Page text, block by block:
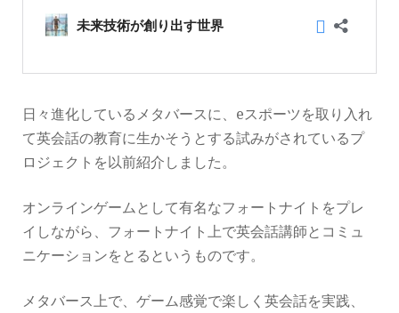
日々進化しているメタバースに、eスポーツを取り入れ
て英会話の教育に生かそうとする試みがされているプ
ロジェクトを以前紹介しました。
オンラインゲームとして有名なフォートナイトをプレ
イしながら、フォートナイト上で英会話講師とコミュ
ニケーションをとるというものです。
メタバース上で、ゲーム感覚で楽しく英会話を実践、